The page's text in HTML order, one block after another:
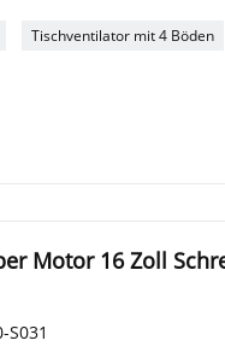
Tischventilator mit 4 Böden
Motor 16 Zoll